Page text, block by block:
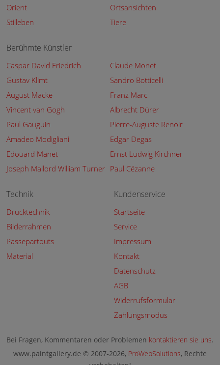
Orient
Ortsansichten
Stilleben
Tiere
Berühmte Künstler
Caspar David Friedrich
Claude Monet
Gustav Klimt
Sandro Botticelli
August Macke
Franz Marc
Vincent van Gogh
Albrecht Dürer
Paul Gauguin
Pierre-Auguste Renoir
Amadeo Modigliani
Edgar Degas
Edouard Manet
Ernst Ludwig Kirchner
Joseph Mallord William Turner Paul Cézanne
Technik
Drucktechnik
Bilderrahmen
Passepartouts
Material
Kundenservice
Startseite
Service
Impressum
Kontakt
Datenschutz
AGB
Widerrufsformular
Zahlungsmodus
Bei Fragen, Kommentaren oder Problemen kontaktieren sie uns.
www.paintgallery.de © 2007-2026, ProWebSolutions, Rechte